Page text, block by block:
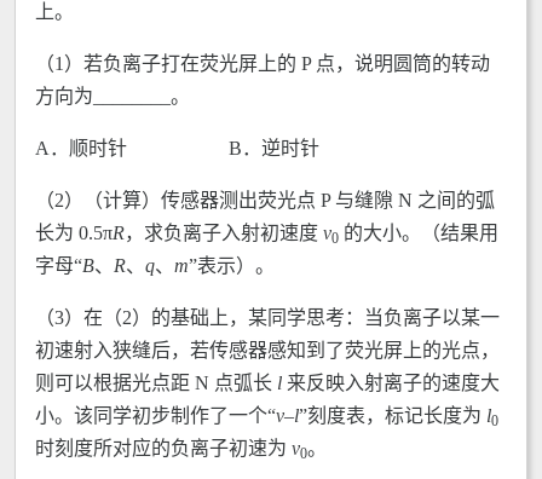
上。
（1）若负离子打在荧光屏上的 P 点，说明圆筒的转动
方向为________。
A．顺时针 B．逆时针
（2）（计算）传感器测出荧光点 P 与缝隙 N 之间的弧
长为 0.5πR，求负离子入射初速度 v0 的大小。（结果用
字母“B、 R、 q、 m”表示）。
（3）在（2）的基础上，某同学思考：当负离子以某一
初速射入狭缝后，若传感器感知到了荧光屏上的光点，
则可以根据光点距 N 点弧长 l 来反映入射离子的速度大
小。该同学初步制作了一个“v–l”刻度表，标记长度为 l0
时刻度所对应的负离子初速为 v0。